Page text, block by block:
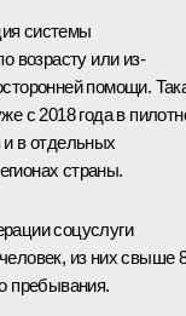
системы
возрасту или из-
помощи.
с 2018 года в
в отдельных
страны.
соцуслуги
из них свыше
пребывания.